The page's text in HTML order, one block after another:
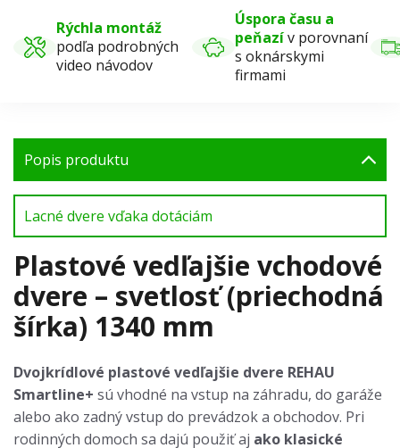
Rýchla montáž
podľa podrobných
video návodov
Úspora času a
peňazív porovnaní
s oknárskymi
firmami
Popis produktu
Lacné dvere vďaka dotáciám
Plastové vedľajšie vchodové
dvere – svetlosť (priechodná
šírka) 1340 mm
Dvojkrídlové plastové vedľajšie dvere REHAU
Smartline+ sú vhodné na vstup na záhradu, do garáže
alebo ako zadný vstup do prevádzok a obchodov. Pri
rodinných domoch sa dajú použiť aj ako klasické